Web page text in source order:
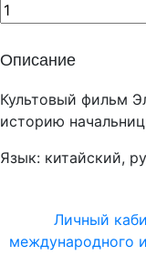
Описание
Культовый фильм
историю
Язык: китайский,
Личный
международного